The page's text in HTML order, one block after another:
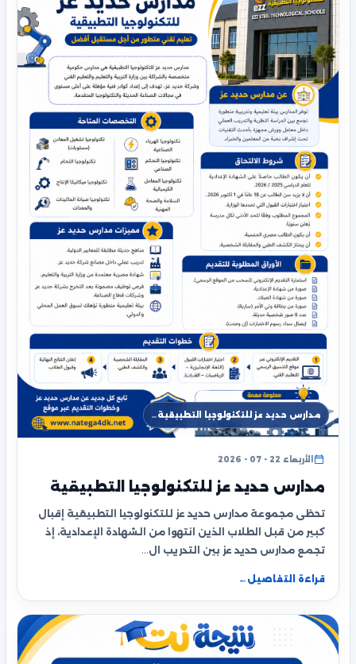
مدارس حديد عز للتكنولوجيا التطبيقية…
الأربعاء 22 - 07 - 2026
مدارس حديد عز للتكنولوجيا التطبيقية
تحظى مجموعة مدارس حديد عز للتكنولوجيا التطبيقية إقبال
كبير من قبل الطلاب الذين انتهوا من الشهادة الإعدادية، إذ
تجمع مدارس حديد عز بين التدريب ال…
قراءة التفاصيل ←